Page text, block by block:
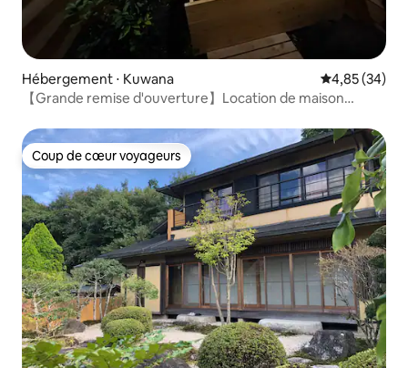
Hébergement ⋅ Kuwana Évaluation
4,85 (34)
【Grande remise d'ouverture】Location de maison
Coup de cœur voyageurs
Coup de cœur voyageurs